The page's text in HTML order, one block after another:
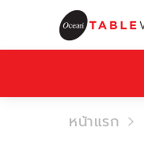
หน้าแรก